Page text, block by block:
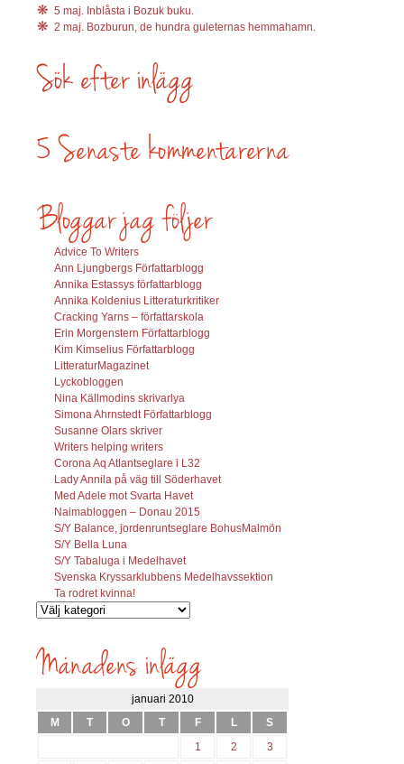
5 maj. Inblåsta i Bozuk buku.
2 maj. Bozburun, de hundra guleternas hemmahamn.
Advice To Writers
Ann Ljungbergs Författarblogg
Annika Estassys författarblogg
Annika Koldenius Litteraturkritiker
Cracking Yarns – författarskola
Erin Morgenstern Författarblogg
Kim Kimselius Författarblogg
LitteraturMagazinet
Lyckobloggen
Nina Källmodins skrivarlya
Simona Ahrnstedt Författarblogg
Susanne Olars skriver
Writers helping writers
Corona Aq Atlantseglare i L32
Lady Annila på väg till Söderhavet
Med Adele mot Svarta Havet
Naimabloggen – Donau 2015
S/Y Balance, jordenruntseglare BohusMalmön
S/Y Bella Luna
S/Y Tabaluga i Medelhavet
Svenska Kryssarklubbens Medelhavssektion
Ta rodret kvinna!
Vilka
söks?
januari 2010
M
T O T F L
S
1
2
3